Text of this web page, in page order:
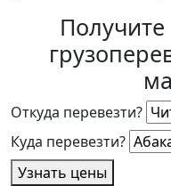
Откуда перевезти?
Куда перевезти?
Узнать цены